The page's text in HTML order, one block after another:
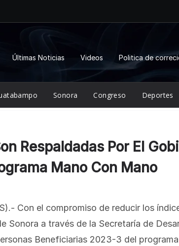
Últimas Noticias Videos Politica de
Sonora Congreso Deportes
Respaldadas Por El
Mano Con Mano
Con el compromiso de reducir los
Sonora a través de la Secretaría de
Beneficiarias 2023-3 del